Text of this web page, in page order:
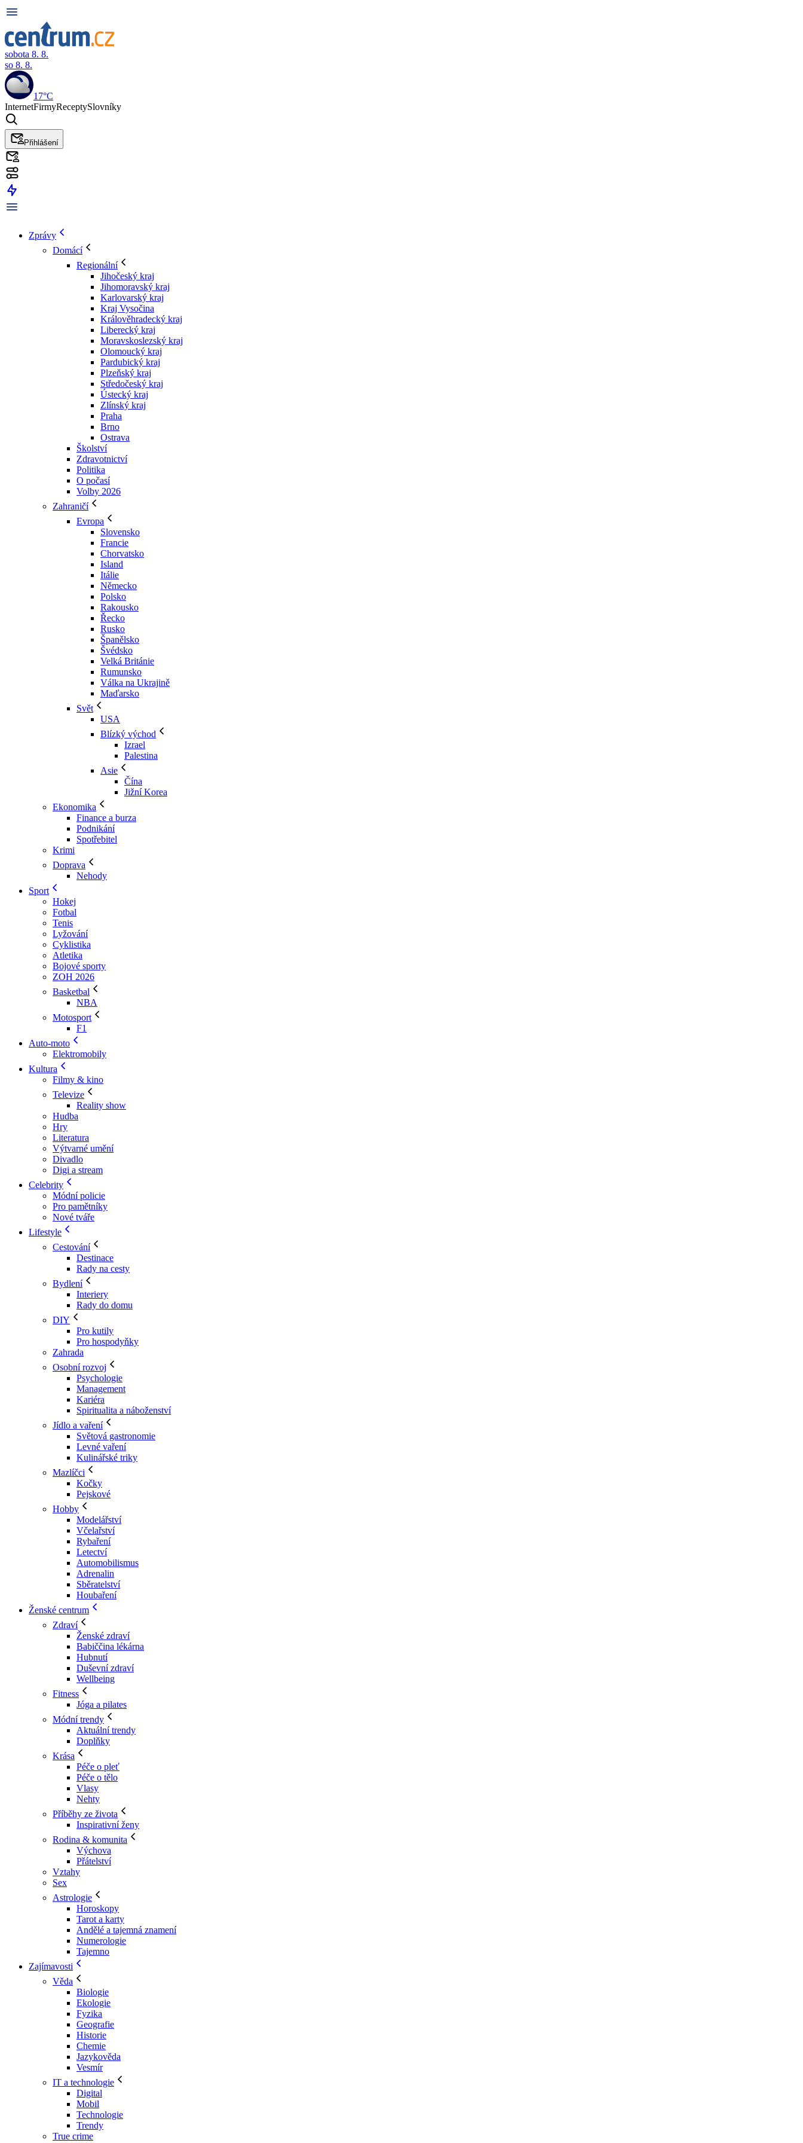
sobota 8. 8.
so 8. 8.
17°C
InternetFirmyReceptySlovníky
Přihlášení
Zprávy
Domácí
Regionální
Jihočeský kraj
Jihomoravský kraj
Karlovarský kraj
Kraj Vysočina
Králověhradecký kraj
Liberecký kraj
Moravskoslezský kraj
Olomoucký kraj
Pardubický kraj
Plzeňský kraj
Středočeský kraj
Ústecký kraj
Zlínský kraj
Praha
Brno
Ostrava
Školství
Zdravotnictví
Politika
O počasí
Volby 2026
Zahraničí
Evropa
Slovensko
Francie
Chorvatsko
Island
Itálie
Německo
Polsko
Rakousko
Řecko
Rusko
Španělsko
Švédsko
Velká Británie
Rumunsko
Válka na Ukrajině
Maďarsko
Svět
USA
Blízký východ
Izrael
Palestina
Asie
Čína
Jižní Korea
Ekonomika
Finance a burza
Podnikání
Spotřebitel
Krimi
Doprava
Nehody
Sport
Hokej
Fotbal
Tenis
Lyžování
Cyklistika
Atletika
Bojové sporty
ZOH 2026
Basketbal
NBA
Motosport
F1
Auto-moto
Elektromobily
Kultura
Filmy & kino
Televize
Reality show
Hudba
Hry
Literatura
Výtvarné umění
Divadlo
Digi a stream
Celebrity
Módní policie
Pro pamětníky
Nové tváře
Lifestyle
Cestování
Destinace
Rady na cesty
Bydlení
Interiery
Rady do domu
DIY
Pro kutily
Pro hospodyňky
Zahrada
Osobní rozvoj
Psychologie
Management
Kariéra
Spiritualita a náboženství
Jídlo a vaření
Světová gastronomie
Levné vaření
Kulinářské triky
Mazlíčci
Kočky
Pejskové
Hobby
Modelářství
Včelařství
Rybaření
Letectví
Automobilismus
Adrenalin
Sběratelství
Houbaření
Ženské centrum
Zdraví
Ženské zdraví
Babiččina lékárna
Hubnutí
Duševní zdraví
Wellbeing
Fitness
Jóga a pilates
Módní trendy
Aktuální trendy
Doplňky
Krása
Péče o pleť
Péče o tělo
Vlasy
Nehty
Příběhy ze života
Inspirativní ženy
Rodina & komunita
Výchova
Přátelství
Vztahy
Sex
Astrologie
Horoskopy
Tarot a karty
Andělé a tajemná znamení
Numerologie
Tajemno
Zajímavosti
Věda
Biologie
Ekologie
Fyzika
Geografie
Historie
Chemie
Jazykověda
Vesmír
IT a technologie
Digital
Mobil
Technologie
Trendy
True crime